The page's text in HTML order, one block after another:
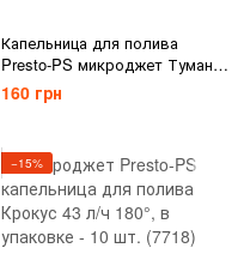
Капельница для полива
Presto-PS микроджет Туман
(MJ-1302)
160 грн
−15%